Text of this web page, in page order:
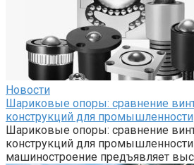
Новости
Шариковые опоры: сравнение
конструкций для промышленности
Шариковые опоры: сравнение
конструкций для
машиностроение предъявляет